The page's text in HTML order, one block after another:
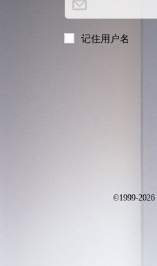
记住用户名
©1999-2026